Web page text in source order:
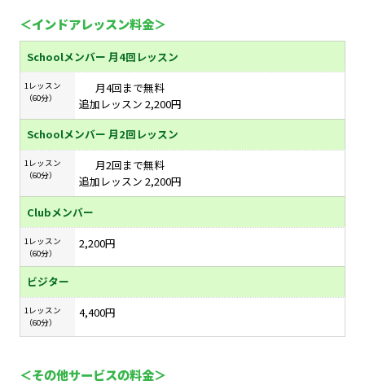
＜インドアレッスン料金＞
Schoolメンバー 月4回レッスン
1レッスン
（60分）
月4回まで無料
追加レッスン 2,200円
Schoolメンバー 月2回レッスン
1レッスン
（60分）
月2回まで無料
追加レッスン 2,200円
Clubメンバー
1レッスン
（60分）
2,200円
ビジター
1レッスン
（60分）
4,400円
＜その他サービスの料金＞